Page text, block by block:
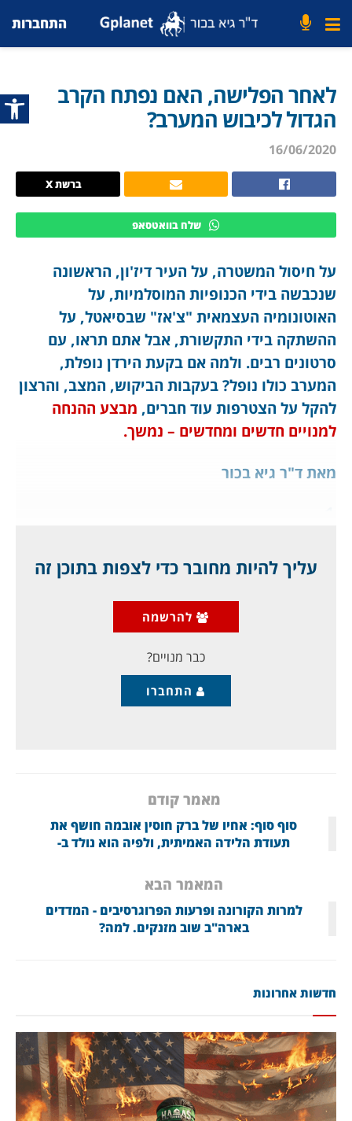
פתח
התחברות
לאחר הפלישה, האם נפתח הקרב
הגדול לכיבוש המערב?
16/06/2020
ברשת X
שלח בוואטסאפ
על חיסול המשטרה, על העיר דיז'ון, הראשונה
שנכבשה בידי הכנופיות המוסלמיות, על
האוטונומיה העצמאית "צ'אז" שבסיאטל, על
ההשתקה בידי התקשורת, אבל אתם תראו, עם
סרטונים רבים. ולמה אם בקעת הירדן נופלת,
המערב כולו נופל? בעקבות הביקוש, המצב, והרצון
להקל על הצטרפות עוד חברים, מבצע ההנחה
למנויים חדשים ומחדשים – נמשך.
מאת ד"ר גיא בכור
המודל של לאון טרוצקי: רעיון "המהפכה
התמידית":
האידאולוג של המהפכה הרוסית, היהודי לאון טרוצקי
(במקור: לב דוידוביץ' ברונשטיין. שינה את שמו כדי לטשטש
עליך להיות מחובר כדי לצפות בתוכן זה
להרשמה
כבר מנויים?
התחברו
מאמר קודם
סוף סוף: אחיו של ברק חוסין אובמה חושף את
תעודת הלידה האמיתית, ולפיה הוא נולד ב-
המאמר הבא
למרות הקורונה ופרעות הפרוגרסיבים - המדדים
בארה"ב שוב מזנקים. למה?
חדשות אחרונות